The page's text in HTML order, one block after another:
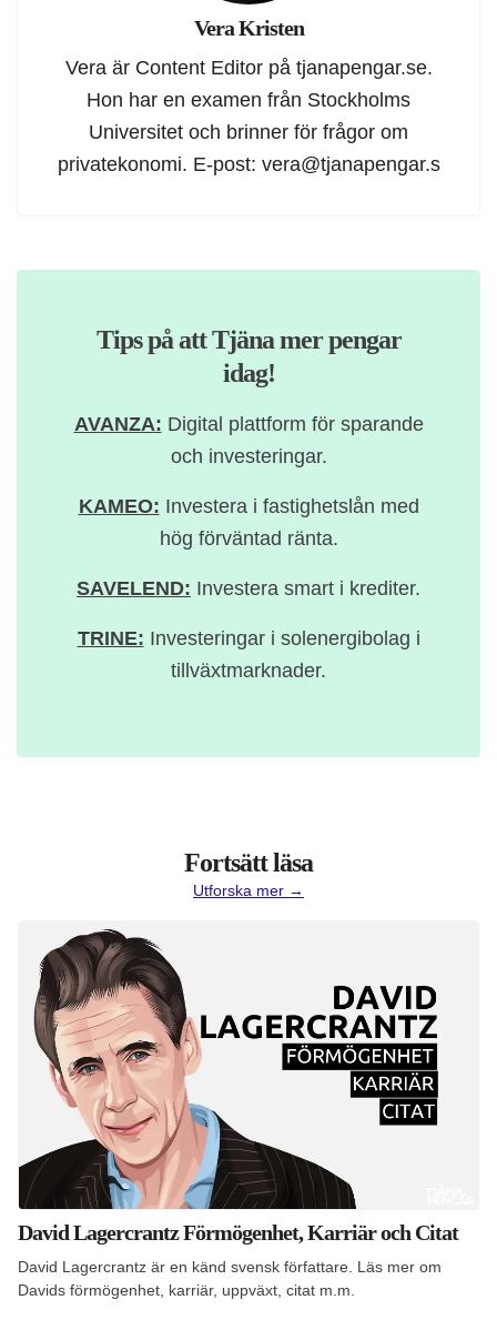
Vera Kristen
Vera är Content Editor på tjanapengar.se.
Hon har en examen från Stockholms
Universitet och brinner för frågor om
privatekonomi. E-post: vera@tjanapengar.s
Tips på att Tjäna mer pengar
idag!
AVANZA: Digital plattform för sparande
och investeringar.
KAMEO: Investera i fastighetslån med
hög förväntad ränta.
SAVELEND: Investera smart i krediter.
TRINE: Investeringar i solenergibolag i
tillväxtmarknader.
Fortsätt läsa
Utforska mer →
David Lagercrantz Förmögenhet, Karriär och Citat
David Lagercrantz är en känd svensk författare. Läs mer om
Davids förmögenhet, karriär, uppväxt, citat m.m.